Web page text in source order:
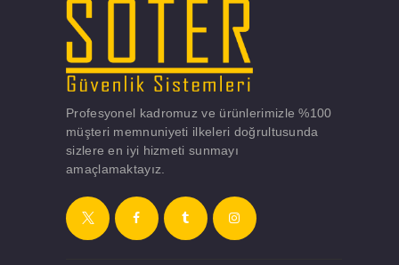
Profesyonel kadromuz ve ürünlerimizle %100
müşteri memnuniyeti ilkeleri doğrultusunda
sizlere en iyi hizmeti sunmayı
amaçlamaktayız.